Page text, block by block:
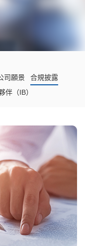
司願景
合規披露
伴（IB）